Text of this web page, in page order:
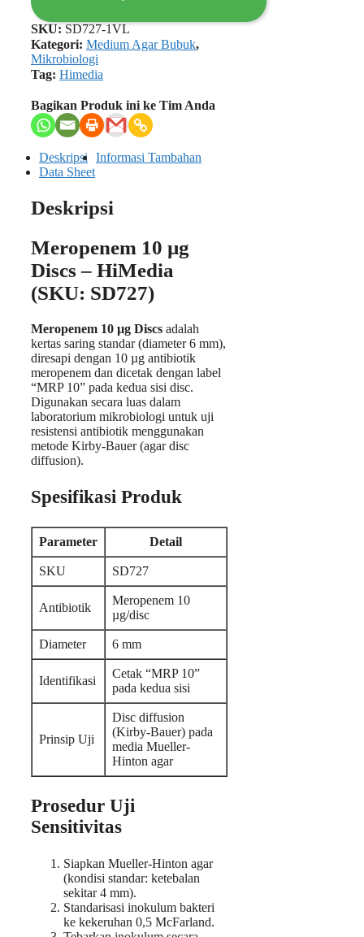
SKU: SD727-1VL
Kategori: Medium Agar Bubuk,
Mikrobiologi
Tag: Himedia
Bagikan Produk ini ke Tim Anda
Deskripsi Informasi Tambahan
Data Sheet
Deskripsi
Meropenem 10 µg
Discs – HiMedia
(SKU: SD727)
Meropenem 10 µg Discs adalah
kertas saring standar (diameter 6 mm),
diresapi dengan 10 µg antibiotik
meropenem dan dicetak dengan label
“MRP 10” pada kedua sisi disc.
Digunakan secara luas dalam
laboratorium mikrobiologi untuk uji
resistensi antibiotik menggunakan
metode Kirby-Bauer (agar disc
diffusion).
Spesifikasi Produk
Parameter Detail
SKU SD727
Antibiotik
Meropenem 10
µg/disc
Diameter 6 mm
Identifikasi
Cetak “MRP 10”
pada kedua sisi
Prinsip Uji
Disc diffusion
(Kirby-Bauer) pada
media Mueller-
Hinton agar
Prosedur Uji
Sensitivitas
Siapkan Mueller-Hinton agar
(kondisi standar: ketebalan
sekitar 4 mm).
Standarisasi inokulum bakteri
ke kekeruhan 0,5 McFarland.